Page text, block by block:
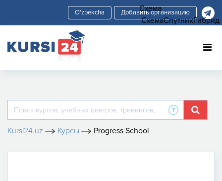
Добавить организацию
Kursi24.uz Курсы Progress School
Схема
СхемаСпутникГибрид